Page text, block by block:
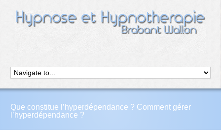
Que constitue l’hyperdépendance ? Comment gérer
l’hyperdépendance ?